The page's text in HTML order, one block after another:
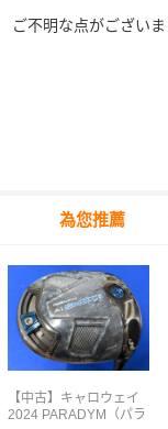
ご不明な点がござい
為您推薦
【中古】キャロウェイ
2024 PARADYM（パラ